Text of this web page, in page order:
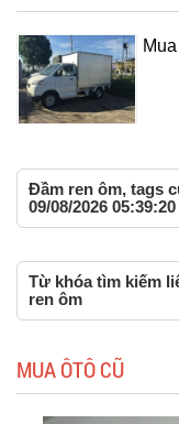
Đầm ren ôm, tags
09/08/2026 05:39:20
Từ khóa tìm kiếm
ren ôm
MUA ÔTÔ CŨ